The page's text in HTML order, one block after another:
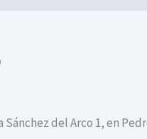
del Arco 1, en